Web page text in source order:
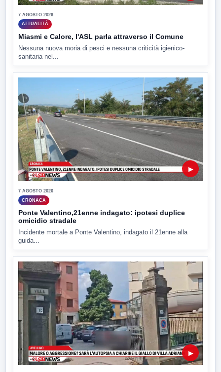
7 AGOSTO 2026
ATTUALITÀ
Miasmi e Calore, l'ASL parla attraverso il Comune
Nessuna nuova moria di pesci e nessuna criticità igienico-
sanitaria nel...
▶
7 AGOSTO 2026
CRONACA
Ponte Valentino,21enne indagato: ipotesi duplice
omicidio stradale
Incidente mortale a Ponte Valentino, indagato il 21enne alla
guida...
▶